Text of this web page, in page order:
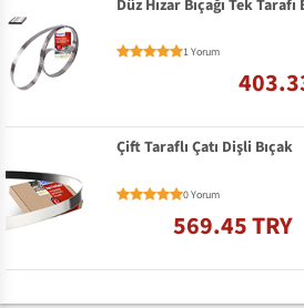
Düz Hızar Bıçağı Tek
1 Yorum
Çift Taraflı Çatı Dişli Bıçak
0 Yorum
569.45 TRY